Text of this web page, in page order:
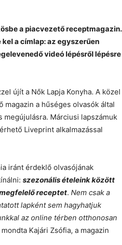
a piacvezető receptmagazin.
a címlap: az egyszerűen
videó lépésről lépésre
újít a Nők Lapja Konyha. A közel
magazin a hűséges olvasók által
Márciusi lapszámuk
Liveprint alkalmazással
iránt érdeklő olvasójának
szezonális ételeink között
receptet. Nem csak a
lapként sem hagyhatjuk
az online térben otthonosan
mondta Kajári Zsófia, a magazin